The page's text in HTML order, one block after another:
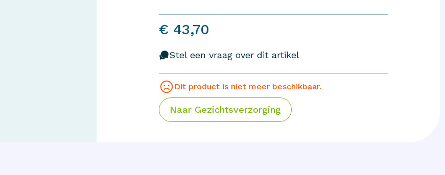
€ 43,70
Stel een vraag over dit artikel
Dit product is niet meer beschikbaar.
Naar Gezichtsverzorging